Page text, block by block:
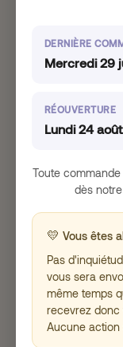
Notre horloge
par la lumière,
aide notre
sommeil. Par
suffisamment
journée peut
renforcer
réduire les
Si vous n’avez
suffisamment
également
l’exposition à
les bienfaits
DERNIÈRE
Mercredi 29
RÉOUVERTURE
Lundi 24 août
Toute
dès
💛 Vous êtes
Pas
vous sera
même temps
recevrez donc
Aucune action